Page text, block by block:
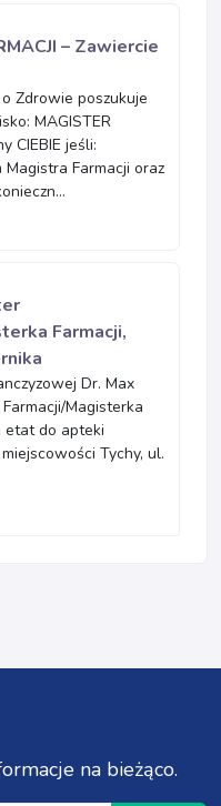
– Zawiercie
Zdrowie poszukuje
MAGISTER
CIEBIE jeśli:
Farmacji oraz
Farmacji,
Dr. Max
Magisterka
etat do apteki
Tychy, ul.
na bieżąco.